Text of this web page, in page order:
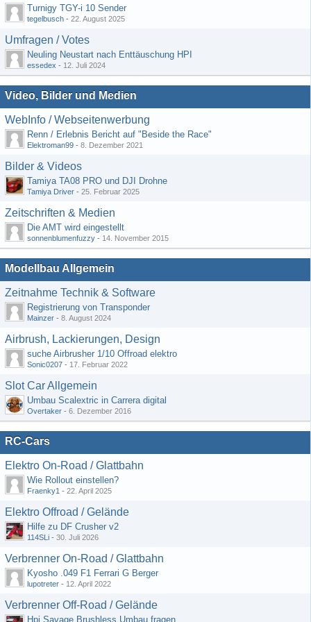
Turnigy TGY-i 10 Sender
tegelbusch - 22. August 2025
Umfragen / Votes
Neuling Neustart nach Enttäuschung HPI
essedex - 12. Juli 2024
Video, Bilder und Medien
WebInfo / Webseitenwerbung
Renn / Erlebnis Bericht auf "Beside the Race"
Elektroman99 - 8. Dezember 2021
Bilder & Videos
Tamiya TA08 PRO und DJI Drohne
Tamiya Driver - 25. Februar 2025
Zeitschriften & Medien
Die AMT wird eingestellt
sonnenblumenfuzzy - 14. November 2015
Modellbau Allgemein
Zeitnahme Technik & Software
Registrierung von Transponder
Mainzer - 8. August 2024
Airbrush, Lackierungen, Design
suche Airbrusher 1/10 Offroad elektro
Sonic0207 - 17. Februar 2022
Slot Car Allgemein
Umbau Scalextric in Carrera digital
Overtaker - 6. Dezember 2016
RC-Cars
Elektro On-Road / Glattbahn
Wie Rollout einstellen?
Fraenky1 - 22. April 2025
Elektro Offroad / Gelände
Hilfe zu DF Crusher v2
114SLi - 30. Juli 2026
Verbrenner On-Road / Glattbahn
Kyosho .049 F1 Ferrari G Berger
lupotreter - 12. April 2022
Verbrenner Off-Road / Gelände
Hpi Savage Brushless Umbau fragen